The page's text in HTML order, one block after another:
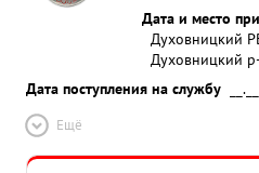
Дата и место
Духовницкий
Духовницкий
Дата поступления на службу
Ещё